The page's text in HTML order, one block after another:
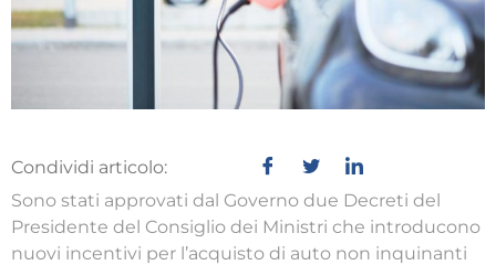
Condividi articolo:
Sono stati approvati dal Governo due Decreti del
Presidente del Consiglio dei Ministri che introducono
nuovi incentivi per l’acquisto di auto non inquinanti